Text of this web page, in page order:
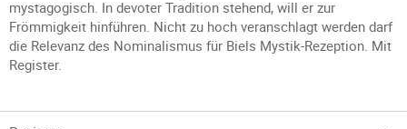
mystagogisch. In devoter Tradition stehend, will er zur
Frömmigkeit hinführen. Nicht zu hoch veranschlagt werden darf
die Relevanz des Nominalismus für Biels Mystik-Rezeption. Mit
Register.